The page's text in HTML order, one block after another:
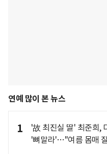
연예 많이 본 뉴스
1
'故 최진실 딸' 최준희,
'뼈말라'…"여름 몸매